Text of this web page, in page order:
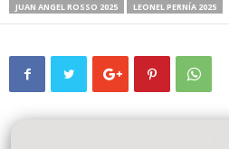
JUAN ANGEL ROSSO 2025
LEONEL PERNÍA 2025